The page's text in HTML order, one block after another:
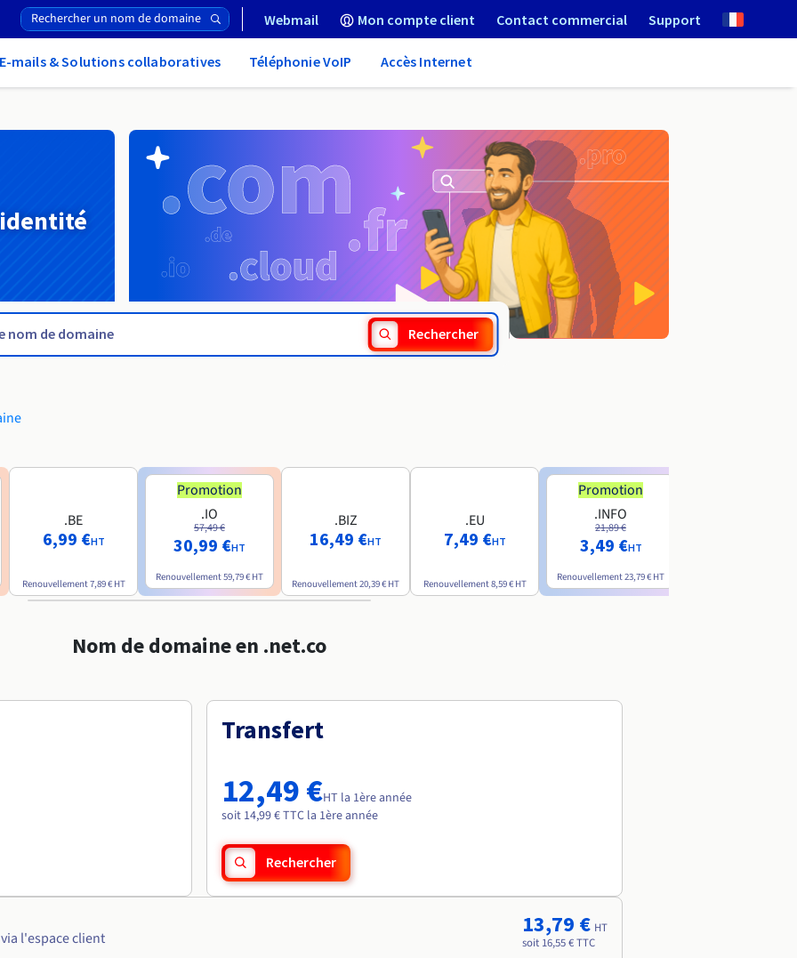
Webmail Mon compte client Contact commercial Support
E-mails & Solutions collaboratives Téléphonie VoIP Accès Internet
Rechercher
.BE
6,99 €HT
Renouvellement7,89 € HT
Promotion
.IO
57,49 €
30,99 €HT
Renouvellement59,79 € HT
.BIZ
16,49 €HT
Renouvellement20,39 € HT
.EU
7,49 €HT
Renouvellement8,59 € HT
Promotion
.INFO
21,89 €
3,49 €HT
Renouvellement23,79 € HT
Nom de domaine en .net.co
Transfert
12,49 €HT la 1ère année
soit 14,99 € TTC la 1ère année
Rechercher
l'espace client
13,79 € HT
soit 16,55 € TTC